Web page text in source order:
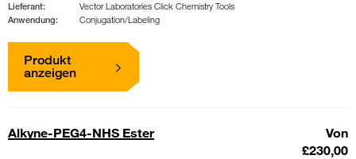
Lieferant:
Vector Laboratories Click Chemistry Tools
Anwendung:
Conjugation/Labeling
Produkt
anzeigen
Alkyne-PEG4-NHS Ester
Von
£230,00